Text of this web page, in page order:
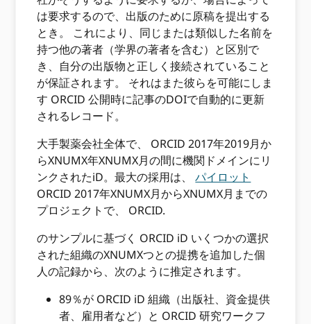
は要求するので、出版のために原稿を提出する
とき。 これにより、同じまたは類似した名前を
持つ他の著者（学界の著者を含む）と区別で
き、自分の出版物と正しく接続されていること
が保証されます。 それはまた彼らを可能にしま
す ORCID 公開時に記事のDOIで自動的に更新
されるレコード。
大手製薬会社全体で、 ORCID 2017年2019月か
らXNUMX年XNUMX月の間に機関ドメインにリ
ンクされたiD。最大の採用は、パイロット
ORCID 2017年XNUMX月からXNUMX月までの
プロジェクトで、 ORCID.
のサンプルに基づく ORCID iD いくつかの選択
された組織のXNUMXつとの提携を追加した個
人の記録から、次のように推定されます。
89％が ORCID iD 組織（出版社、資金提供
者、雇用者など）と ORCID 研究ワークフ